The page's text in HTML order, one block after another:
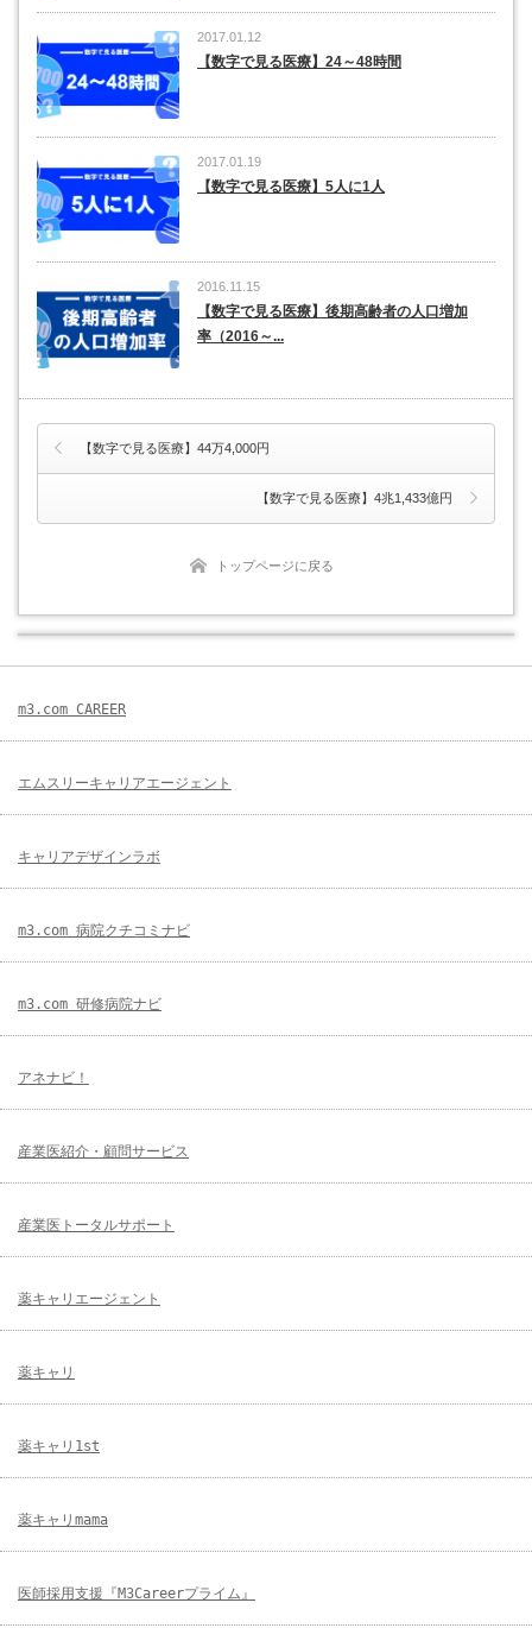
2017.01.12
【数字で見る医療】24～48時間
2017.01.19
【数字で見る医療】5人に1人
2016.11.15
【数字で見る医療】後期高齢者の人口増加
率（2016～...
【数字で見る医療】44万4,000円
【数字で見る医療】4兆1,433億円
トップページに戻る
m3.com CAREER
エムスリーキャリアエージェント
キャリアデザインラボ
m3.com 病院クチコミナビ
m3.com 研修病院ナビ
アネナビ！
産業医紹介・顧問サービス
産業医トータルサポート
薬キャリエージェント
薬キャリ
薬キャリ1st
薬キャリmama
医師採用支援『M3Careerプライム』